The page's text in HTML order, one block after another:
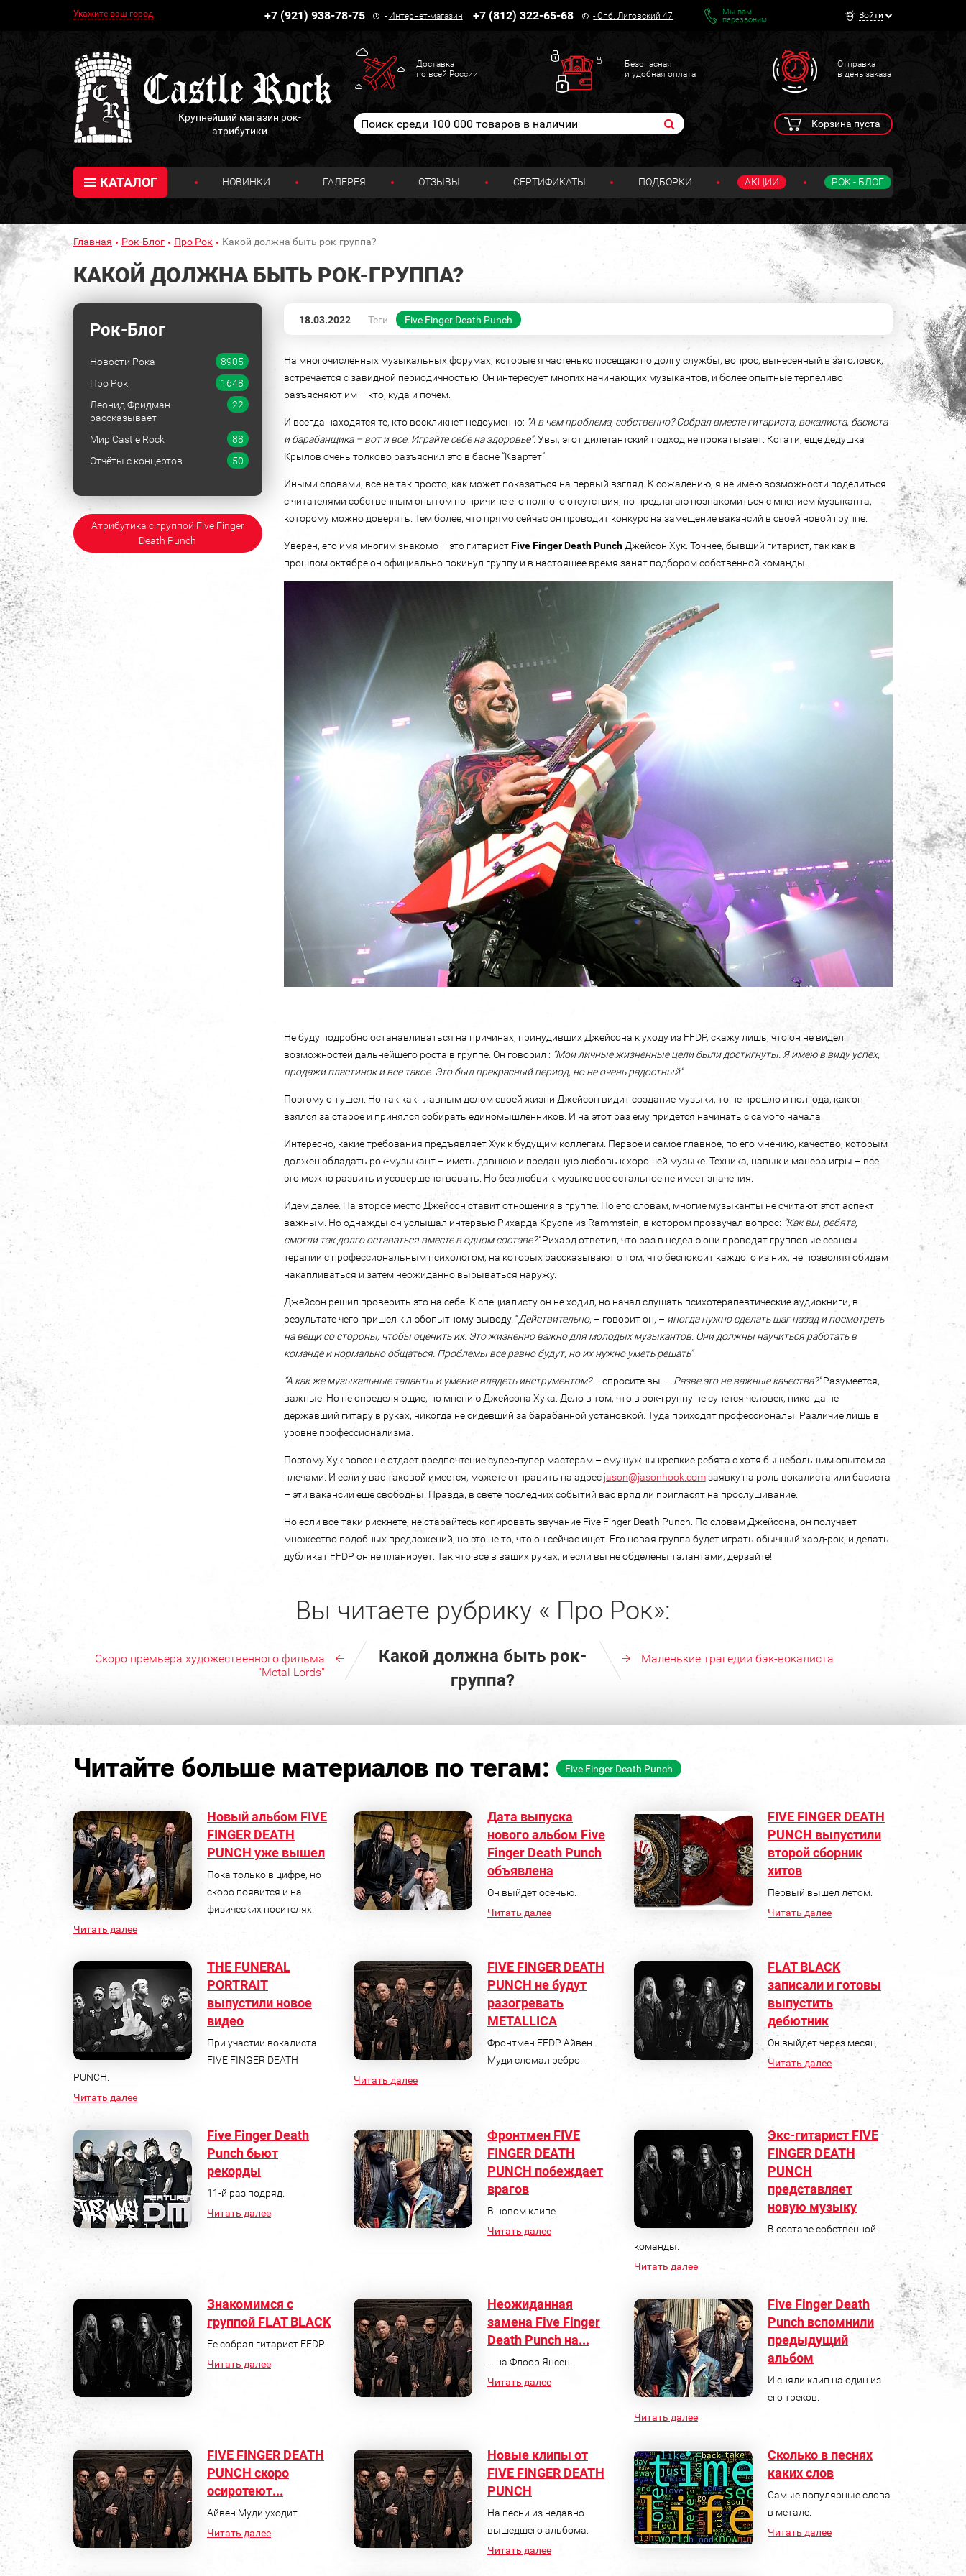
Укажите ваш город +7 (921) 938-78-75 - Интернет-магазин +7 (812) 322-65-68 -Спб. Лиговский 47
Мы вам
перезвоним
Войти
Крупнейший магазин рок-
атрибутики
Доставка
по всей России
Безопасная
и удобная оплата
Отправка
в день заказа
Корзина пуста
КАТАЛОГ НОВИНКИ ГАЛЕРЕЯ ОТЗЫВЫ СЕРТИФИКАТЫ ПОДБОРКИ АКЦИИ РОК - БЛОГ
Главная Рок-Блог Про Рок Какой должна быть рок-группа?
КАКОЙ ДОЛЖНА БЫТЬ РОК-ГРУППА?
Рок-Блог
Новости Рока
8905
Про Рок
1648
Леонид Фридман
рассказывает
22
Мир Castle Rock
88
Отчёты с концертов
50
Атрибутика с группой Five Finger
Death Punch
18.03.2022 Теги Five Finger Death Punch
На многочисленных музыкальных форумах, которые я частенько посещаю по долгу службы, вопрос, вынесенный в заголовок,
встречается с завидной периодичностью. Он интересует многих начинающих музыкантов, и более опытные терпеливо
разъясняют им – кто, куда и почем.
И всегда находятся те, кто воскликнет недоуменно: “А в чем проблема, собственно? Собрал вместе гитариста, вокалиста, басиста
и барабанщика – вот и все. Играйте себе на здоровье”. Увы, этот дилетантский подход не прокатывает. Кстати, еще дедушка
Крылов очень толково разъяснил это в басне “Квартет”.
Иными словами, все не так просто, как может показаться на первый взгляд. К сожалению, я не имею возможности поделиться
с читателями собственным опытом по причине его полного отсутствия, но предлагаю познакомиться с мнением музыканта,
которому можно доверять. Тем более, что прямо сейчас он проводит конкурс на замещение вакансий в своей новой группе.
Уверен, его имя многим знакомо – это гитаристFive Finger Death PunchДжейсон Хук. Точнее, бывший гитарист, так как в
прошлом октябре он официально покинул группу и в настоящее время занят подбором собственной команды.
Не буду подробно останавливаться на причинах, принудивших Джейсона к уходу из FFDP, скажу лишь, что он не видел
возможностей дальнейшего роста в группе. Он говорил : “Мои личные жизненные цели были достигнуты. Я имею в виду успех,
продажи пластинок и все такое. Это был прекрасный период, но не очень радостный”.
Поэтому он ушел. Но так как главным делом своей жизни Джейсон видит создание музыки, то не прошло и полгода, как он
взялся за старое и принялся собирать единомышленников. И на этот раз ему придется начинать с самого начала.
Интересно, какие требования предъявляет Хук к будущим коллегам. Первое и самое главное, по его мнению, качество, которым
должен обладать рок-музыкант – иметь давнюю и преданную любовь к хорошей музыке. Техника, навык и манера игры – все
это можно развить и усовершенствовать. Но без любви к музыке все остальное не имеет значения.
Идем далее. На второе место Джейсон ставит отношения в группе. По его словам, многие музыканты не считают этот аспект
важным. Но однажды он услышал интервью Рихарда Круспе из Rammstein, в котором прозвучал вопрос: “Как вы, ребята,
смогли так долго оставаться вместе в одном составе?”Рихард ответил, что раз в неделю они проводят групповые сеансы
терапии с профессиональным психологом, на которых рассказывают о том, что беспокоит каждого из них, не позволяя обидам
накапливаться и затем неожиданно вырываться наружу.
Джейсон решил проверить это на себе. К специалисту он не ходил, но начал слушать психотерапевтические аудиокниги, в
результате чего пришел к любопытному выводу. “Действительно, – говорит он, – иногда нужно сделать шаг назад и посмотреть
на вещи со стороны, чтобы оценить их. Это жизненно важно для молодых музыкантов. Они должны научиться работать в
команде и нормально общаться. Проблемы все равно будут, но их нужно уметь решать”.
“А как же музыкальные таланты и умение владеть инструментом?– спросите вы. – Разве это не важные качества?”Разумеется,
важные. Но не определяющие, по мнению Джейсона Хука. Дело в том, что в рок-группу не сунется человек, никогда не
державший гитару в руках, никогда не сидевший за барабанной установкой. Туда приходят профессионалы. Различие лишь в
уровне профессионализма.
Поэтому Хук вовсе не отдает предпочтение супер-пупер мастерам – ему нужны крепкие ребята с хотя бы небольшим опытом за
плечами. И если у вас таковой имеется, можете отправить на адрес jason@jasonhook.comзаявку на роль вокалиста или басиста
– эти вакансии еще свободны. Правда, в свете последних событий вас вряд ли пригласят на прослушивание.
Но если все-таки рискнете, не старайтесь копировать звучание Five Finger Death Punch. По словам Джейсона, он получает
множество подобных предложений, но это не то, что он сейчас ищет. Его новая группа будет играть обычный хард-рок, и делать
дубликат FFDP он не планирует. Так что все в ваших руках, и если вы не обделены талантами, дерзайте!
Вы читаете рубрику « Про Рок»:
Скоро премьера художественного фильма
"Metal Lords"
Какой должна быть рок-
группа?
Маленькие трагедии бэк-вокалиста
Читайте больше материалов по тегам: Five Finger Death Punch
Новый альбом FIVE
FINGER DEATH
PUNCH уже вышел
Пока только в цифре, но
скоро появится и на
физических носителях.
Читать далее
Дата выпуска
нового альбом Five
Finger Death Punch
объявлена
Он выйдет осенью.
Читать далее
FIVE FINGER DEATH
PUNCH выпустили
второй сборник
хитов
Первый вышел летом.
Читать далее
THE FUNERAL
PORTRAIT
выпустили новое
видео
При участии вокалиста
FIVE FINGER DEATH
PUNCH.
Читать далее
FIVE FINGER DEATH
PUNCH не будут
разогревать
METALLICA
Фронтмен FFDP Айвен
Муди сломал ребро.
Читать далее
FLAT BLACK
записали и готовы
выпустить
дебютник
Он выйдет через месяц.
Читать далее
Five Finger Death
Punch бьют
рекорды
11-й раз подряд.
Читать далее
Фронтмен FIVE
FINGER DEATH
PUNCH побеждает
врагов
В новом клипе.
Читать далее
Экс-гитарист FIVE
FINGER DEATH
PUNCH
представляет
новую музыку
В составе собственной
команды.
Читать далее
Знакомимся с
группой FLAT BLACK
Ее собрал гитарист FFDP.
Читать далее
Неожиданная
замена Five Finger
Death Punch на...
... на Флоор Янсен.
Читать далее
Five Finger Death
Punch вспомнили
предыдущий
альбом
И сняли клип на один из
его треков.
Читать далее
FIVE FINGER DEATH
PUNCH скоро
осиротеют...
Айвен Муди уходит.
Читать далее
Новые клипы от
FIVE FINGER DEATH
PUNCH
На песни из недавно
вышедшего альбома.
Читать далее
Сколько в песнях
каких слов
Самые популярные слова
в метале.
Читать далее